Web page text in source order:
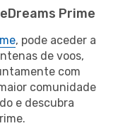
Prime
, pode aceder a
de voos,
com
comunidade
e descubra